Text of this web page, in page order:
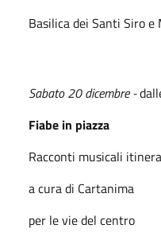
Basilica dei Santi Siro e
Sabato 20 dicembre -
Fiabe in piazza
Racconti musicali
a cura di Cartanima
per le vie del centro